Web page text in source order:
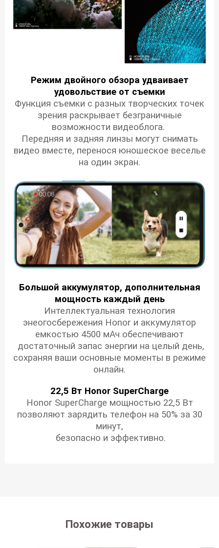
Режим двойного обзора удваивает
удовольствие от съемки
Функция съемки с разных творческих точек
зрения раскрывает безграничные
возможности видеоблога.
Передняя и задняя линзы могут снимать
видео вместе, перенося юношеское веселье
на один экран.
Большой аккумулятор, дополнительная
мощность каждый день
Интеллектуальная технология
энеогосбережения Honor и аккумулятор
емкостью 4500 мАч обеспечивают
достаточный запас энергии на целый день,
сохраняя ваши основные моменты в режиме
онлайн.
22,5 Вт Honor SuperCharge
Honor SuperCharge мощностью 22,5 Вт
позволяют зарядить телефон на 50% за 30
минут,
безопасно и эффективно.
Похожие товары